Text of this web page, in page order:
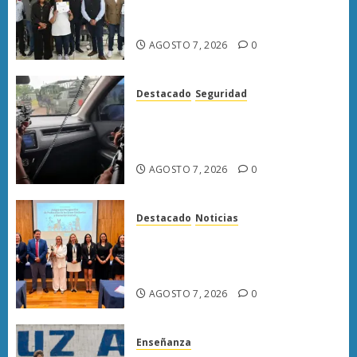
AGOSTO 7, 2026 0
Destacado Seguridad
AGOSTO 7, 2026 0
Destacado Noticias
AGOSTO 7, 2026 0
Enseñanza